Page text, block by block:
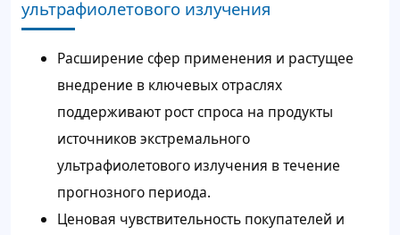
ультрафиолетового излучения
Расширение сфер применения и растущее
внедрение в ключевых отраслях
поддерживают рост спроса на продукты
источников экстремального
ультрафиолетового излучения в течение
прогнозного периода.
Ценовая чувствительность покупателей и